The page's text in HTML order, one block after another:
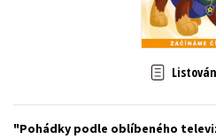
Zahraniční
Všechny
Pohádky podle oblíbeného